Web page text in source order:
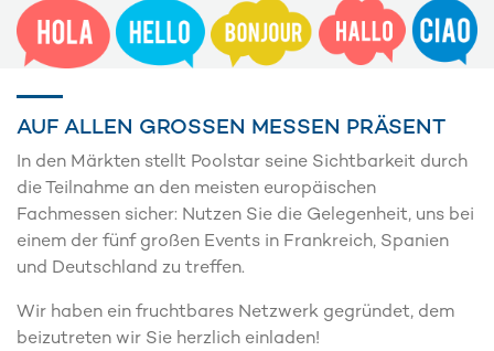
AUF ALLEN GROSSEN MESSEN PRÄSENT
In den Märkten stellt Poolstar seine Sichtbarkeit durch
die Teilnahme an den meisten europäischen
Fachmessen sicher: Nutzen Sie die Gelegenheit, uns bei
einem der fünf großen Events in Frankreich, Spanien
und Deutschland zu treffen.
Wir haben ein fruchtbares Netzwerk gegründet, dem
beizutreten wir Sie herzlich einladen!